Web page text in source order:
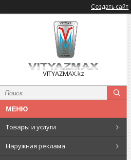
Создать сайт
VITYAZMAX.kz
Товары и услуги
Наружная реклама